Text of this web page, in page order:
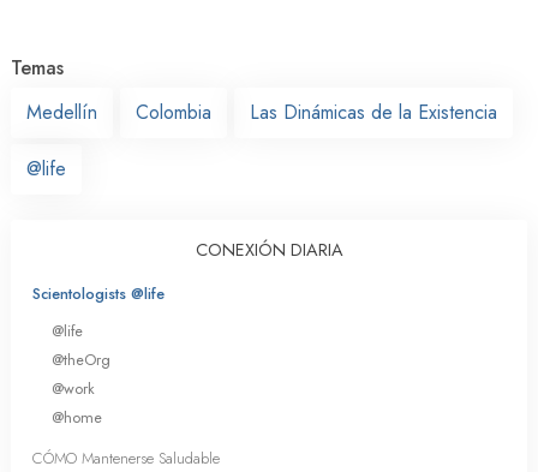
Temas
Medellín
Colombia Las Dinámicas de la Existencia
@life
CONEXIÓN DIARIA
Scientologists @life
@life
@theOrg
@work
@home
CÓMO Mantenerse Saludable